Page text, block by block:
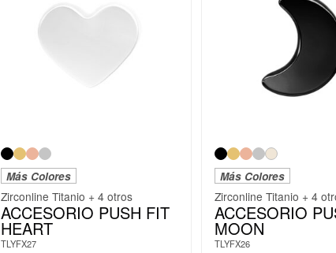
Más Colores
Zirconline Titanio + 4 otros
ACCESORIO PUSH FIT
HEART
TLYFX27
Más Colores
Zirconline Titanio + 4
ACCESORIO
MOON
TLYFX26